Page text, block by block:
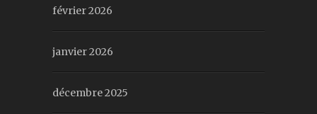
février 2026
janvier 2026
décembre 2025